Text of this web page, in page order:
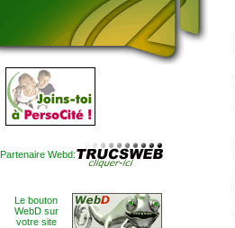
Partenaire Webd:
Le bouton
WebD sur
votre site